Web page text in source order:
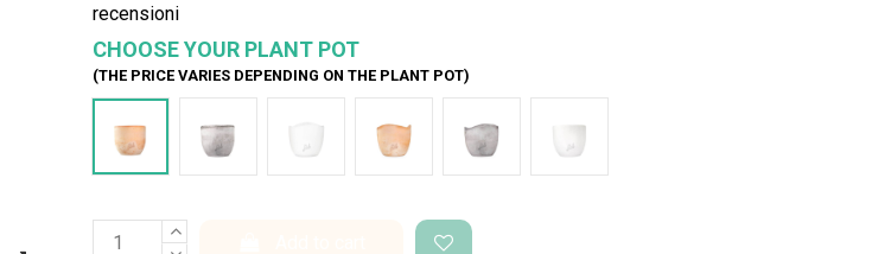
recensioni
CHOOSE YOUR PLANT POT
(THE PRICE VARIES DEPENDING ON THE PLANT POT)